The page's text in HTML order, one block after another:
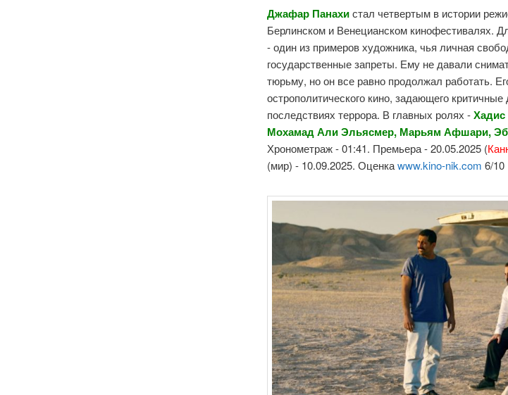
Джафар Панахистал четвертым в истории
Берлинском и Венецианском кинофестивалях.
- один из примеров художника, чья личная
государственные запреты. Ему не давали
тюрьму, но он все равно продолжал работать.
острополитического кино, задающего
последствиях террора. В главных ролях -
Мохамад Али Эльясмер, Марьям Афшари,
Хронометраж - 01:41. Премьера - 20.05.2025 (
(мир) - 10.09.2025. Оценкаwww.kino-nik.com 6/10